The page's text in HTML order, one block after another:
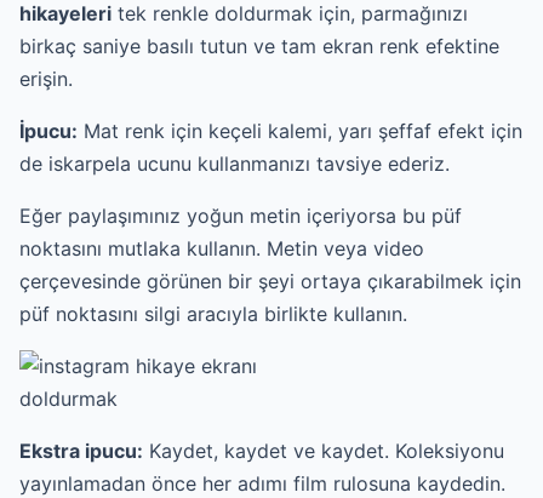
hikayeleri tek renkle doldurmak için, parmağınızı
birkaç saniye basılı tutun ve tam ekran renk efektine
erişin.
İpucu: Mat renk için keçeli kalemi, yarı şeffaf efekt için
de iskarpela ucunu kullanmanızı tavsiye ederiz.
Eğer paylaşımınız yoğun metin içeriyorsa bu püf
noktasını mutlaka kullanın. Metin veya video
çerçevesinde görünen bir şeyi ortaya çıkarabilmek için
püf noktasını silgi aracıyla birlikte kullanın.
Ekstra ipucu: Kaydet, kaydet ve kaydet. Koleksiyonu
yayınlamadan önce her adımı film rulosuna kaydedin.